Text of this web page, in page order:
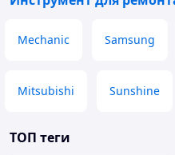
Mechanic Samsung
Mitsubishi Sunshine
ТОП теги